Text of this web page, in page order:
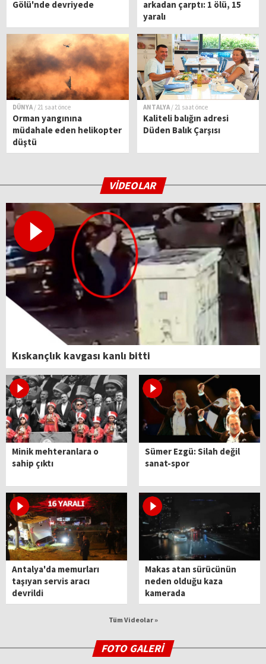
Gölü'nde devriyede
arkadan çarptı: 1 ölü, 15
yaralı
DÜNYA / 21 saat önce
Orman yangınına
müdahale eden helikopter
düştü
ANTALYA / 21 saat önce
Kaliteli balığın adresi
Düden Balık Çarşısı
VİDEOLAR
Kıskançlık kavgası kanlı bitti
Minik mehteranlara o
sahip çıktı
Sümer Ezgü: Silah değil
sanat-spor
Antalya'da memurları
taşıyan servis aracı
devrildi
Makas atan sürücünün
neden olduğu kaza
kamerada
Tüm Videolar »
FOTO GALERİ